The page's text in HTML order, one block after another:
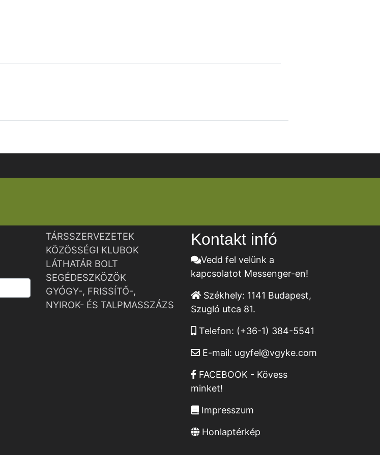
TÁRSSZERVEZETEK
KÖZÖSSÉGI KLUBOK
LÁTHATÁR BOLT
SEGÉDESZKÖZÖK
GYÓGY-, FRISSÍTŐ-,
NYIROK- ÉS TALPMASSZÁZS
Kontakt infó
Vedd fel velünk a
kapcsolatot Messenger-en!
Székhely: 1141 Budapest,
Szugló utca 81.
Telefon: (+36-1) 384-5541
E-mail: ugyfel@vgyke.com
FACEBOOK - Kövess
minket!
Impresszum
Honlaptérkép